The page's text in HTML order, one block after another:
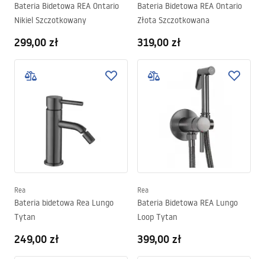
Bateria Bidetowa REA Ontario
Nikiel Szczotkowany
299,00 zł
Bateria Bidetowa REA Ontario
Złota Szczotkowana
319,00 zł
Rea
Bateria bidetowa Rea Lungo
Tytan
249,00 zł
Rea
Bateria Bidetowa REA Lungo
Loop Tytan
399,00 zł